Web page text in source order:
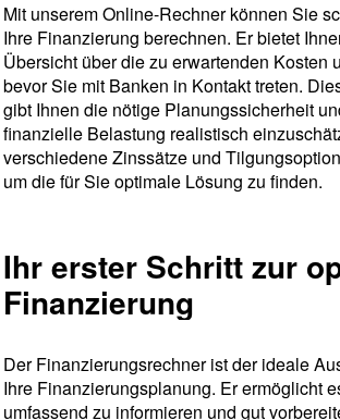
Mit unserem Online-Rechner können Sie
Ihre Finanzierung berechnen. Er bietet
Übersicht über die zu erwartenden Kosten
bevor Sie mit Banken in Kontakt treten.
gibt Ihnen die nötige Planungssicherheit
finanzielle Belastung realistisch
verschiedene Zinssätze und
um die für Sie optimale Lösung zu finden.
Ihr erster Schritt zur
Finanzierung
Der Finanzierungsrechner ist der ideale
Ihre Finanzierungsplanung. Er ermöglicht
umfassend zu informieren und gut